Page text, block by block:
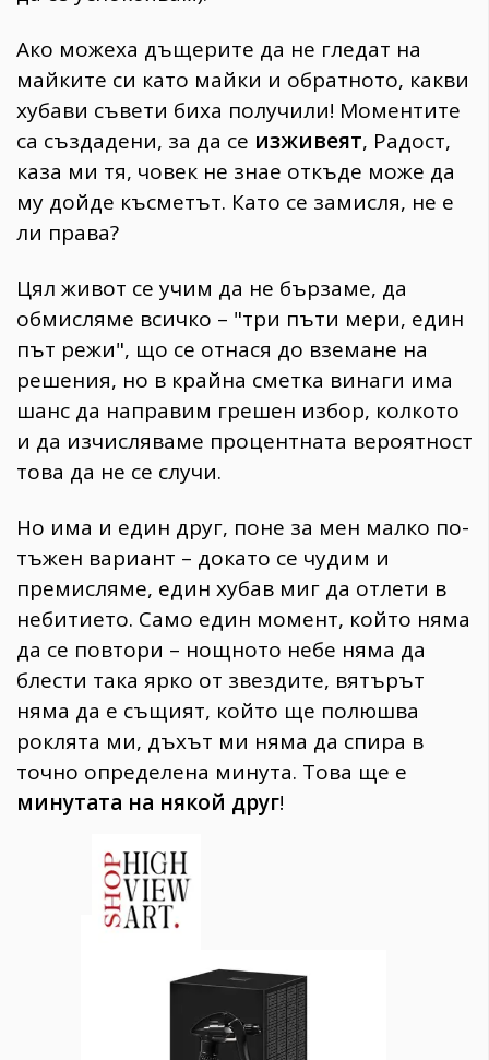
Ако можеха дъщерите да не гледат на
майките си като майки и обратното, какви
хубави съвети биха получили! Моментите
са създадени, за да се изживеят, Радост,
каза ми тя, човек не знае откъде може да
му дойде късметът. Като се замисля, не е
ли права?
Цял живот се учим да не бързаме, да
обмисляме всичко – "три пъти мери, един
път режи", що се отнася до вземане на
решения, но в крайна сметка винаги има
шанс да направим грешен избор, колкото
и да изчисляваме процентната вероятност
това да не се случи.
Но има и един друг, поне за мен малко по-
тъжен вариант – докато се чудим и
премисляме, един хубав миг да отлети в
небитието. Само един момент, който няма
да се повтори – нощното небе няма да
блести така ярко от звездите, вятърът
няма да е същият, който ще полюшва
роклята ми, дъхът ми няма да спира в
точно определена минута. Това ще е
минутата на някой друг!